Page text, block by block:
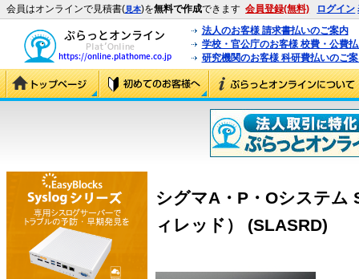
会員はオンラインで見積書(見本)を無料で作成できます 会員登録(無料) ログイン
法人のお客様 請求書払いのご案内
学校・官公庁のお客様 校費・公費
研究機関のお客様 科研費払いのご
シグマA・P・Oシステ
ィレッド） (SLASRD)